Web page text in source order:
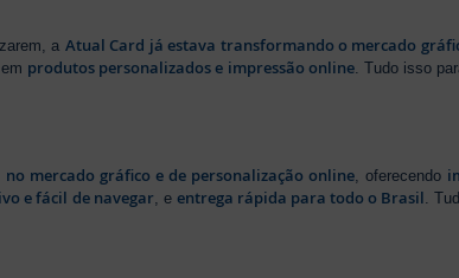
a Atual Card já estava transformando o mercado
produtos personalizados e impressão online. Tudo isso
mercado gráfico e de personalização online , oferecendo
e fácil de navegar , e entrega rápida para todo o Brasil .